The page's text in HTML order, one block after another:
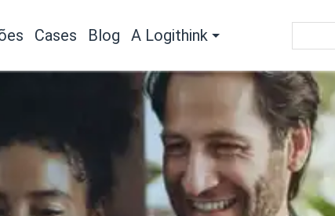
Cases Blog A Logithink